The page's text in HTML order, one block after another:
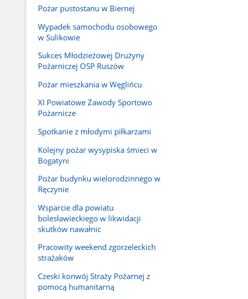
Pożar pustostanu w Biernej
Wypadek samochodu osobowego
w Sulikowie
Sukces Młodzieżowej Drużyny
Pożarniczej OSP Ruszów
Pożar mieszkania w Węglińcu
XI Powiatowe Zawody Sportowo
Pożarnicze
Spotkanie z młodymi piłkarzami
Kolejny pożar wysypiska śmieci w
Bogatyni
Pożar budynku wielorodzinnego w
Ręczynie
Wsparcie dla powiatu
bolesławieckiego w likwidacji
skutków nawałnic
Pracowity weekend zgorzeleckich
strażaków
Czeski konwój Straży Pożarnej z
pomocą humanitarną